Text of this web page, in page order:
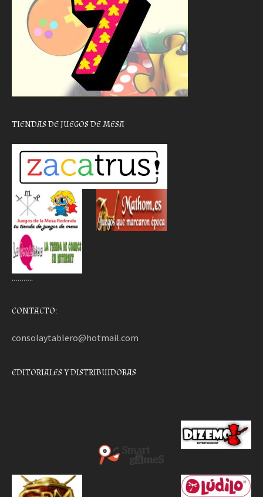
TIENDAS DE JUEGOS DE MESA
………..
CONTACTO:
consolaytablero@hotmail.com
EDITORIALES Y DISTRIBUIDORAS